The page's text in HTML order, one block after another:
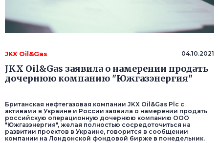
JKX Oil&Gas 04.10.2021
JKX Oil&Gas заявила о намерении продать
дочернюю компанию "Южгазэнергия"
Британская нефтегазовая компании JKX Oil&Gas Plc с
активами в Украине и России заявила о намерении продать
российскую операционную дочернюю компанию ООО
"Южгазэнергия", желая полностью сосредоточиться на
развитии проектов в Украине, говорится в сообщении
компании на Лондонской фондовой бирже в понедельник.